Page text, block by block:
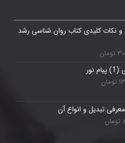
و نکات کلیدی کتاب روان شناسی رشد
تبدیل و انواع آن